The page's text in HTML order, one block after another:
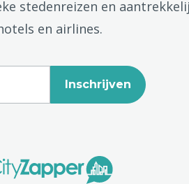
stedenreizen en
en airlines.
Inschrijven